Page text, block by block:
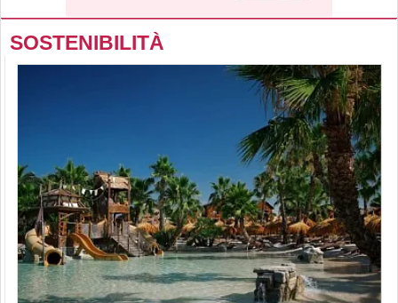
SOSTENIBILITÀ